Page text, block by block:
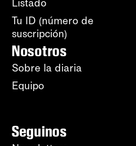
Listado
Tu ID (número de
suscripción)
Nosotros
Sobre la diaria
Equipo
Seguinos